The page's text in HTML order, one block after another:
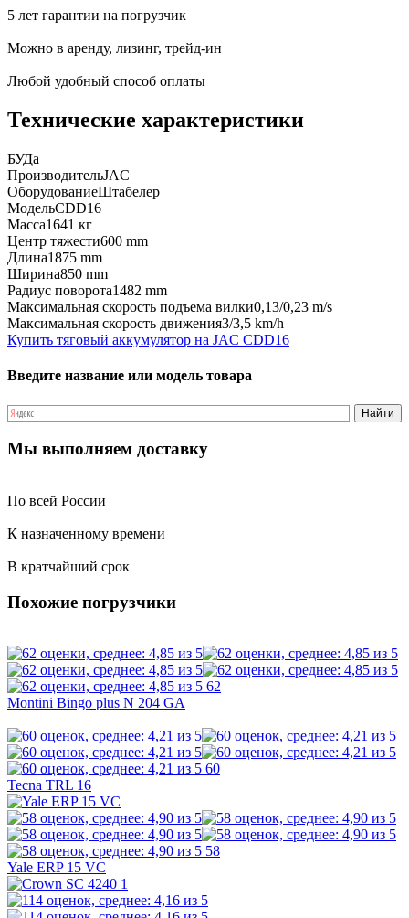
5 лет гарантии на погрузчик
Можно в аренду, лизинг, трейд-ин
Любой удобный способ оплаты
Технические характеристики
БУДа
ПроизводительJAC
ОборудованиеШтабелер
МодельCDD16
Масса1641 кг
Центр тяжести600 mm
Длина1875 mm
Ширина850 mm
Радиус поворота1482 mm
Максимальная скорость подъема вилки0,13/0,23 m/s
Максимальная скорость движения3/3,5 km/h
Купить тяговый аккумулятор на JAC CDD16
Введите название или модель товара
Мы выполняем доставку
По всей России
К назначенному времени
В кратчайший срок
Похожие погрузчики
62
Montini Bingo plus N 204 GA
60
Tecna TRL 16
58
Yale ERP 15 VC